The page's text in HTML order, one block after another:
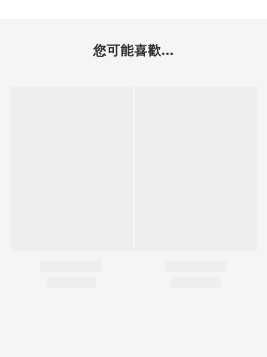
您可能喜歡...